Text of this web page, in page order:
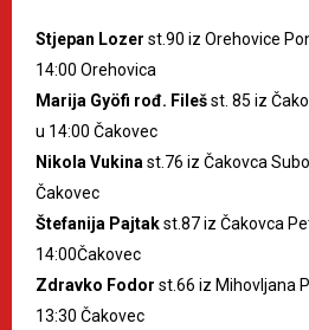
Stjepan Lozer st.90 iz Orehovice
14:00 Orehovica
Marija Gyöfi rođ. Filešst. 85 iz
u 14:00 Čakovec
Nikola Vukina st.76 iz Čakovca
Čakovec
Štefanija Pajtakst.87 iz Čakovca
14:00Čakovec
Zdravko Fodor st.66 iz Mihovljana
13:30 Čakovec